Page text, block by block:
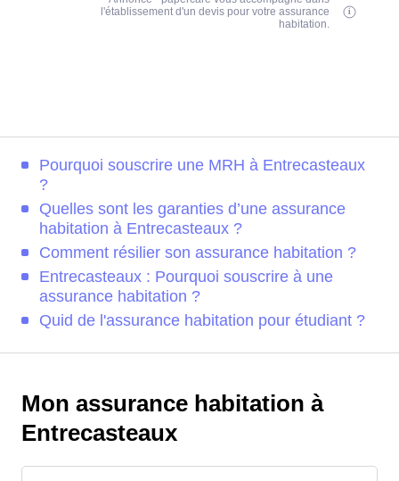
l'établissement d'un devis pour votre assurance
habitation.
Pourquoi souscrire une MRH à Entrecasteaux
?
Quelles sont les garanties d’une assurance
habitation à Entrecasteaux ?
Comment résilier son assurance habitation ?
Entrecasteaux : Pourquoi souscrire à une
assurance habitation ?
Quid de l'assurance habitation pour étudiant ?
Mon assurance habitation à
Entrecasteaux